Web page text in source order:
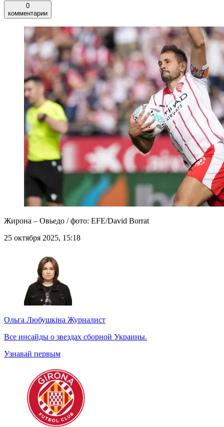
0
комментарии
Жирона – Овьедо / фото: EFE/David Borrat
25 октября 2025, 15:18
Ольга Любушкіна Журналист
Все инсайды о звездах сборной Украины.
Узнавай первым